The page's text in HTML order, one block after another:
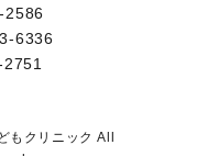
2586
6336
2751
もクリニック All